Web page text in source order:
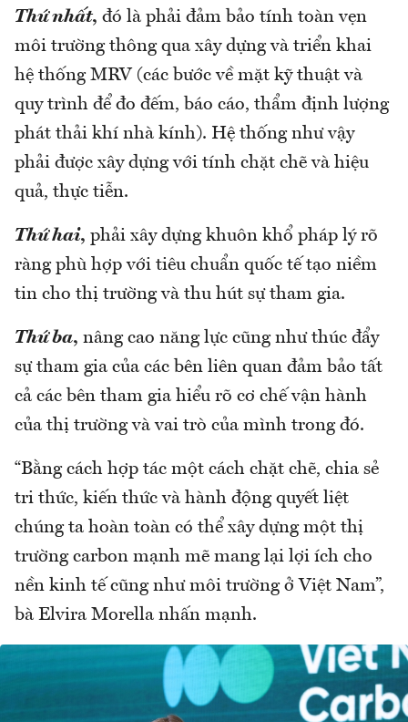
Thứ nhất, đó là phải đảm bảo tính toàn vẹn
môi trường thông qua xây dựng và triển khai
hệ thống MRV (các bước về mặt kỹ thuật và
quy trình để đo đếm, báo cáo, thẩm định lượng
phát thải khí nhà kính). Hệ thống như vậy
phải được xây dựng với tính chặt chẽ và hiệu
quả, thực tiễn.
Thứ hai, phải xây dựng khuôn khổ pháp lý rõ
ràng phù hợp với tiêu chuẩn quốc tế tạo niềm
tin cho thị trường và thu hút sự tham gia.
Thứ ba, nâng cao năng lực cũng như thúc đẩy
sự tham gia của các bên liên quan đảm bảo tất
cả các bên tham gia hiểu rõ cơ chế vận hành
của thị trường và vai trò của mình trong đó.
“Bằng cách hợp tác một cách chặt chẽ, chia sẻ
tri thức, kiến thức và hành động quyết liệt
chúng ta hoàn toàn có thể xây dựng một thị
trường carbon mạnh mẽ mang lại lợi ích cho
nền kinh tế cũng như môi trường ở Việt Nam”,
bà Elvira Morella nhấn mạnh.